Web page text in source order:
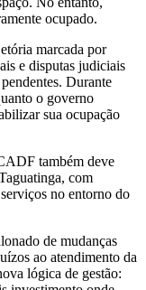
ocupado.
marcada por
e disputas judiciais
Durante
o governo
sua ocupação
também deve
com
no entorno do
de mudanças
ao atendimento da
lógica de gestão: